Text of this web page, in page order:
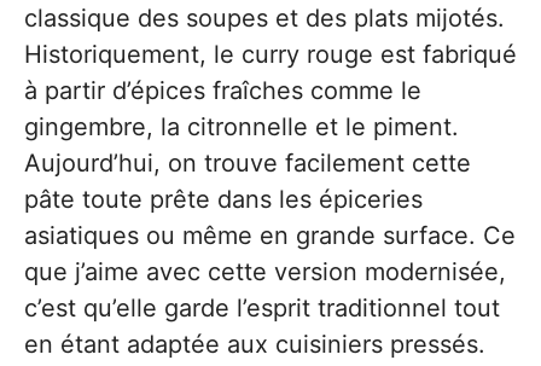
classique des soupes et des plats mijotés.
Historiquement, le curry rouge est fabriqué
à partir d’épices fraîches comme le
gingembre, la citronnelle et le piment.
Aujourd’hui, on trouve facilement cette
pâte toute prête dans les épiceries
asiatiques ou même en grande surface. Ce
que j’aime avec cette version modernisée,
c’est qu’elle garde l’esprit traditionnel tout
en étant adaptée aux cuisiniers pressés.